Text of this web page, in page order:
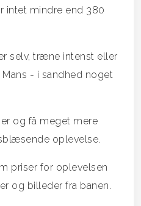
intet mindre end 380
selv, træne intenst eller
- i sandhed noget
og få meget mere
oplevelse.
priser for oplevelsen
og billeder fra banen.